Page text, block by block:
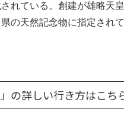
れている。創建が雄略天
の天然記念物に指定され
」の詳しい行き方はこち